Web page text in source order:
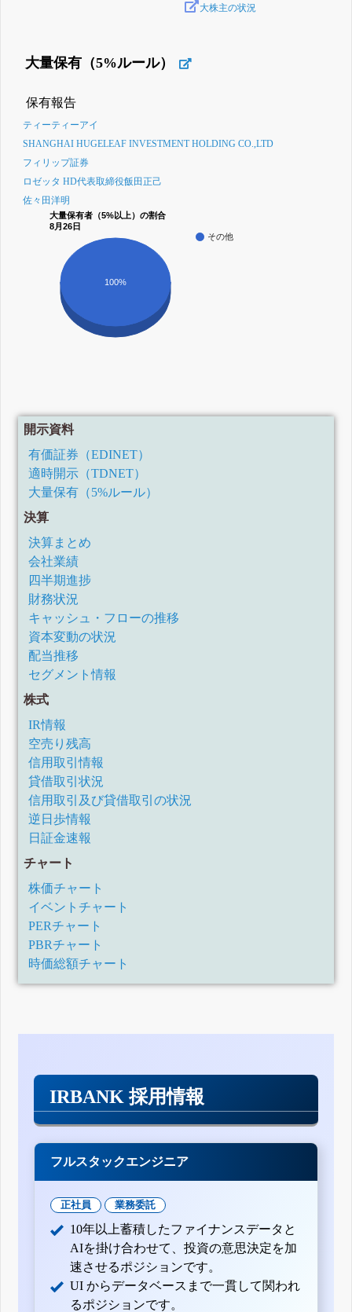
大株主の状況
大量保有（5%ルール）
保有報告
ティーティーアイ
SHANGHAI HUGELEAF INVESTMENT HOLDING CO.,LTD
フィリップ証券
ロゼッタ HD代表取締役飯田正己
佐々田洋明
大量保有者（5%以上）の割合
8月26日
その他
100%
開示資料
有価証券（EDINET）
適時開示（TDNET）
大量保有（5%ルール）
決算
決算まとめ
会社業績
四半期進捗
財務状況
キャッシュ・フローの推移
資本変動の状況
配当推移
セグメント情報
株式
IR情報
空売り残高
信用取引情報
貸借取引状況
信用取引及び貸借取引の状況
逆日歩情報
日証金速報
チャート
株価チャート
イベントチャート
PERチャート
PBRチャート
時価総額チャート
IRBANK 採用情報
フルスタックエンジニア
正社員 業務委託
10年以上蓄積したファイナンスデータと
AIを掛け合わせて、投資の意思決定を加
速させるポジションです。
UI からデータベースまで一貫して関われ
るポジションです。